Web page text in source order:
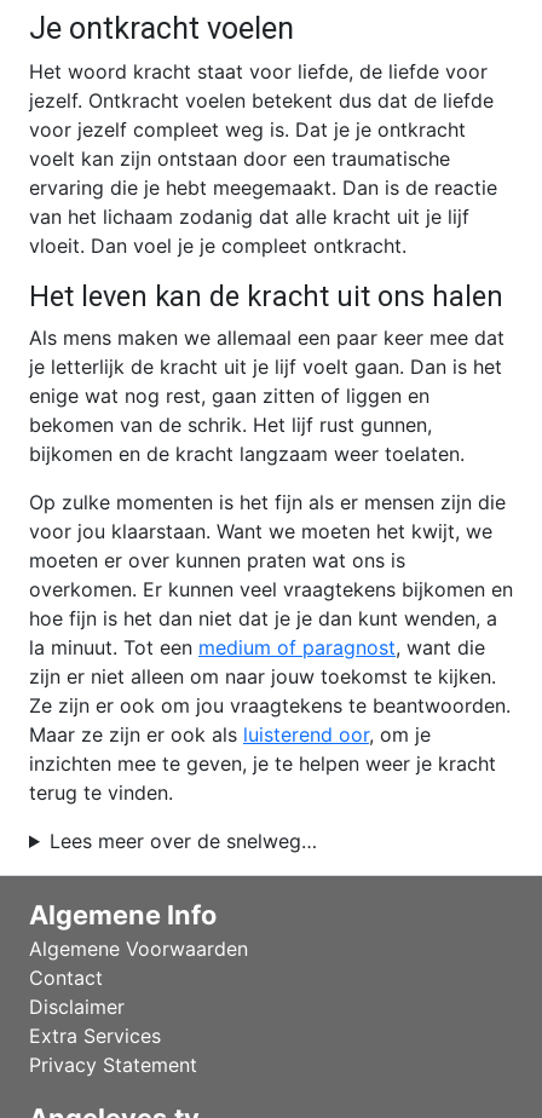
Je ontkracht voelen
Het woord kracht staat voor liefde, de liefde voor
jezelf. Ontkracht voelen betekent dus dat de liefde
voor jezelf compleet weg is. Dat je je ontkracht
voelt kan zijn ontstaan door een traumatische
ervaring die je hebt meegemaakt. Dan is de reactie
van het lichaam zodanig dat alle kracht uit je lijf
vloeit. Dan voel je je compleet ontkracht.
Het leven kan de kracht uit ons halen
Als mens maken we allemaal een paar keer mee dat
je letterlijk de kracht uit je lijf voelt gaan. Dan is het
enige wat nog rest, gaan zitten of liggen en
bekomen van de schrik. Het lijf rust gunnen,
bijkomen en de kracht langzaam weer toelaten.
Op zulke momenten is het fijn als er mensen zijn die
voor jou klaarstaan. Want we moeten het kwijt, we
moeten er over kunnen praten wat ons is
overkomen. Er kunnen veel vraagtekens bijkomen en
hoe fijn is het dan niet dat je je dan kunt wenden, a
la minuut. Tot een medium of paragnost, want die
zijn er niet alleen om naar jouw toekomst te kijken.
Ze zijn er ook om jou vraagtekens te beantwoorden.
Maar ze zijn er ook als luisterend oor, om je
inzichten mee te geven, je te helpen weer je kracht
terug te vinden.
Lees meer over de snelweg…
Algemene Info
Algemene Voorwaarden
Contact
Disclaimer
Extra Services
Privacy Statement